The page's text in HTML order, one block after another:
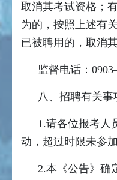
取消其考试资格；
为的，按照上述有
已被聘用的，取消
监督电话：
八、招聘有关事
1.请各位报考人
动，超过时限未参
2.本《公告》确